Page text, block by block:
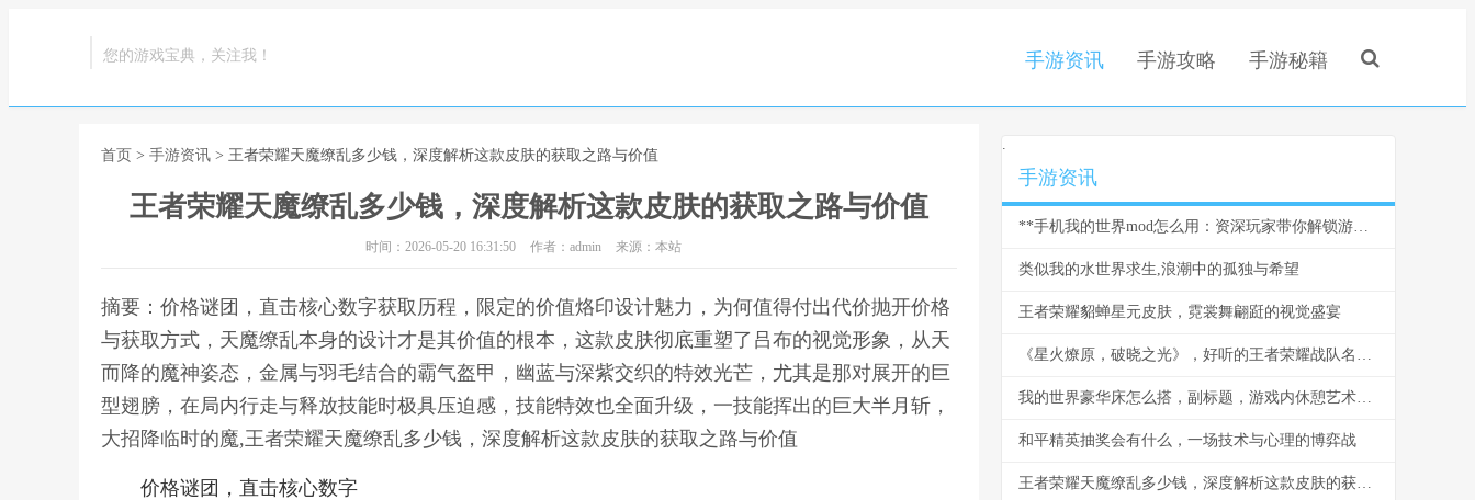
您的游戏宝典，关注我！ 手游资讯 手游攻略 手游秘籍
首页 > 手游资讯 > 王者荣耀天魔缭乱多少钱，深度解析这款皮肤的获取之路与价值
王者荣耀天魔缭乱多少钱，深度解析这款皮肤的获取之路与价值
时间：2026-05-20 16:31:50 作者：admin 来源：本站
摘要：价格谜团，直击核心数字获取历程，限定的价值烙印设计魅力，为何值得付出代价抛开价格
与获取方式，天魔缭乱本身的设计才是其价值的根本，这款皮肤彻底重塑了吕布的视觉形象，从天
而降的魔神姿态，金属与羽毛结合的霸气盔甲，幽蓝与深紫交织的特效光芒，尤其是那对展开的巨
型翅膀，在局内行走与释放技能时极具压迫感，技能特效也全面升级，一技能挥出的巨大半月斩，
大招降临时的魔,王者荣耀天魔缭乱多少钱，深度解析这款皮肤的获取之路与价值
价格谜团，直击核心数字
.
手游资讯
**手机我的世界mod怎么用：资深玩家带你解锁游戏新世界，副标题：从入门到精通的全流程指南。**
类似我的水世界求生,浪潮中的孤独与希望
王者荣耀貂蝉星元皮肤，霓裳舞翩跹的视觉盛宴
《星火燎原，破晓之光》，好听的王者荣耀战队名与团队精神的交响
我的世界豪华床怎么搭，副标题，游戏内休憩艺术的极致追求
和平精英抽奖会有什么，一场技术与心理的博弈战
王者荣耀天魔缭乱多少钱，深度解析这款皮肤的获取之路与价值